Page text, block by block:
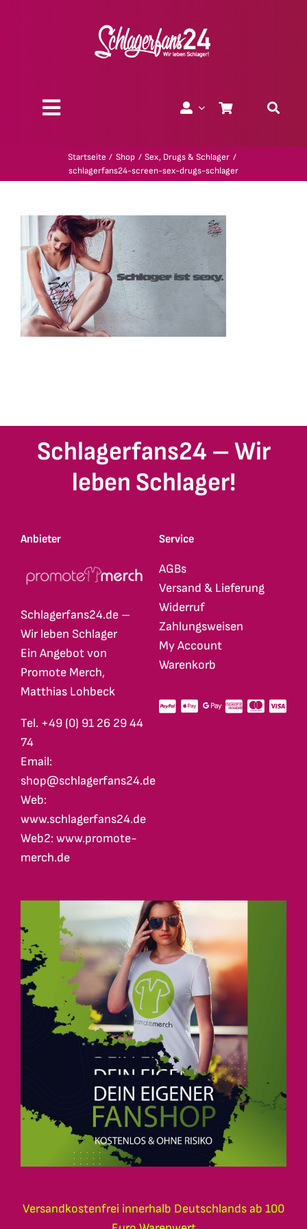
Toggle
Geschenk-Gutscheine
Kollektionen
Startseite Shop
Sex, Drugs & Schlager
schlagerfans24-screen-sex-drugs-schlager
Schlagerfans24 – Wir
leben Schlager!
Anbieter
Schlagerfans24.de –
Wir leben Schlager
Ein Angebot von
Promote Merch,
Matthias Lohbeck
Tel. +49 (0) 91 26 29 44
74
Email:
shop@schlagerfans24.de
Web:
www.schlagerfans24.de
Web2: www.promote-
merch.de
Service
AGBs
Versand & Lieferung
Widerruf
Zahlungsweisen
My Account
Warenkorb
Versandkostenfrei innerhalb Deutschlands ab 100